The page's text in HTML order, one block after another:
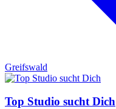
Greifswald
Top Studio sucht Dich